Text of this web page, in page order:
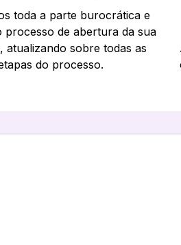
toda a parte burocrática e
processo de abertura da sua
atualizando sobre todas as
do processo.